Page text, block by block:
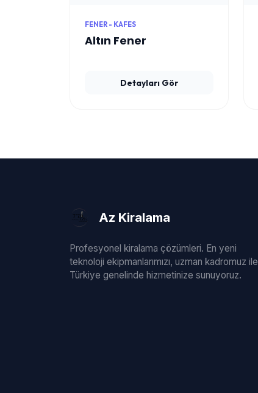
FENER - KAFES
Altın Fener
Detayları Gör
Az Kiralama
Profesyonel kiralama çözümleri. En yeni
teknoloji ekipmanlarımızı, uzman kadromuz ile
Türkiye genelinde hizmetinize sunuyoruz.